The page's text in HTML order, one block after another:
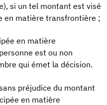
si un tel montant est visé
en matière transfrontière ;
en matière
est ou non
qui émet la décision.
préjudice du montant
en matière